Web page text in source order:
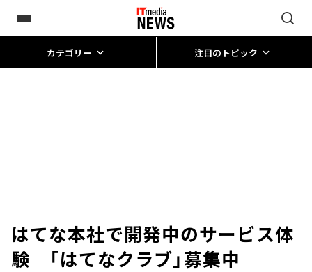
カテゴリー 注目のトピック
はてな本社で開発中のサービス体
験 「はてなクラブ」募集中